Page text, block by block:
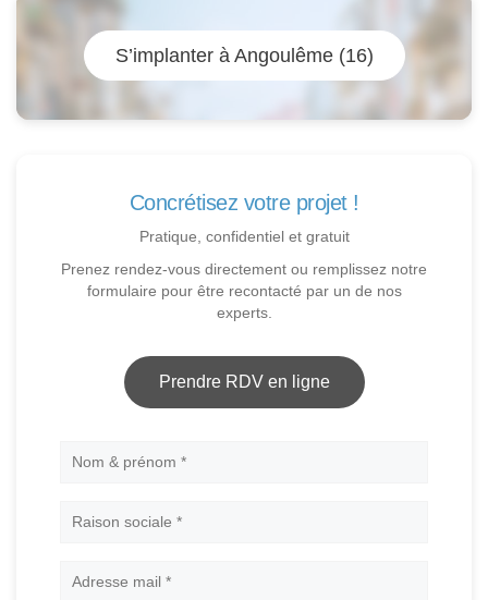
S’implanter à Angoulême (16)
Concrétisez votre projet !
Pratique, confidentiel et gratuit
Prenez rendez-vous directement ou remplissez notre
formulaire pour être recontacté par un de nos
experts.
Prendre RDV en ligne
Nom